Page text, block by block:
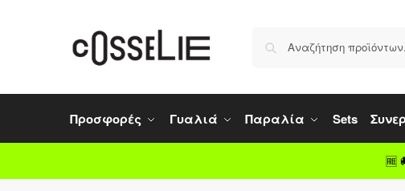
Προσφορές Γυαλιά Παραλία Sets
🆓